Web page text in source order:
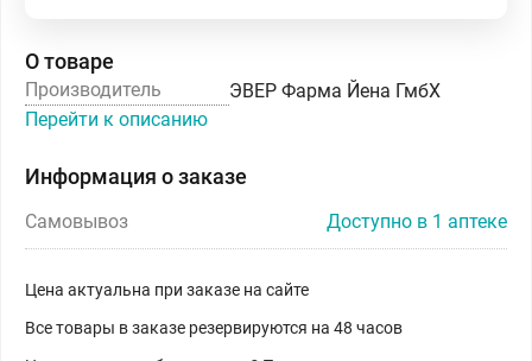
О товаре
Производитель
ЭВЕР Фарма Йена ГмбХ
Перейти к описанию
Информация о заказе
Самовывоз Доступно в 1 аптеке
Цена актуальна при заказе на сайте
Все товары в заказе резервируются на 48 часов